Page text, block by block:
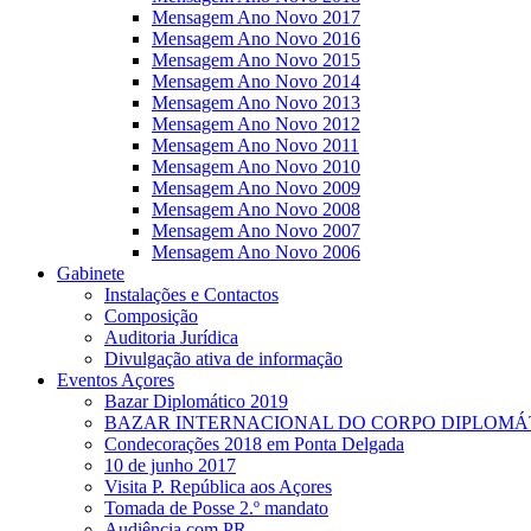
Mensagem Ano Novo 2017
Mensagem Ano Novo 2016
Mensagem Ano Novo 2015
Mensagem Ano Novo 2014
Mensagem Ano Novo 2013
Mensagem Ano Novo 2012
Mensagem Ano Novo 2011
Mensagem Ano Novo 2010
Mensagem Ano Novo 2009
Mensagem Ano Novo 2008
Mensagem Ano Novo 2007
Mensagem Ano Novo 2006
Gabinete
Instalações e Contactos
Composição
Auditoria Jurídica
Divulgação ativa de informação
Eventos Açores
Bazar Diplomático 2019
BAZAR INTERNACIONAL DO CORPO
Condecorações 2018 em Ponta Delgada
10 de junho 2017
Visita P. República aos Açores
Tomada de Posse 2.º mandato